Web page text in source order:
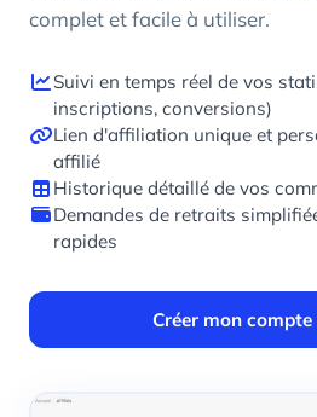
complet et facile à utiliser.
Suivi en temps réel de vos
inscriptions, conversions)
Lien d'affiliation unique et
affilié
Historique détaillé de vos
Demandes de retraits
rapides
Créer mon